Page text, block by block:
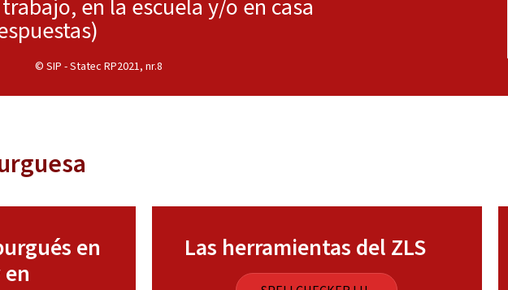
en la escuela y/o en casa
© SIP - Statec RP2021, nr.8
en
Las herramientas del ZLS